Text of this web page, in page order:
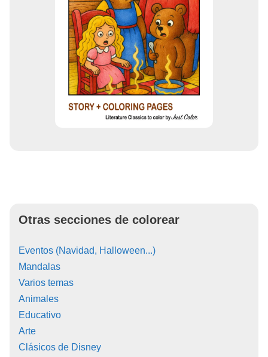
Otras secciones de colorear
Eventos (Navidad, Halloween...)
Mandalas
Varios temas
Animales
Educativo
Arte
Clásicos de Disney